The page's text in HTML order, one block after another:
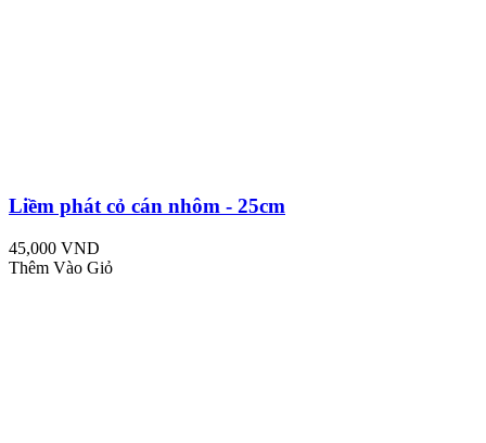
Liềm phát cỏ cán nhôm - 25cm
45,000 VND
Thêm Vào Giỏ